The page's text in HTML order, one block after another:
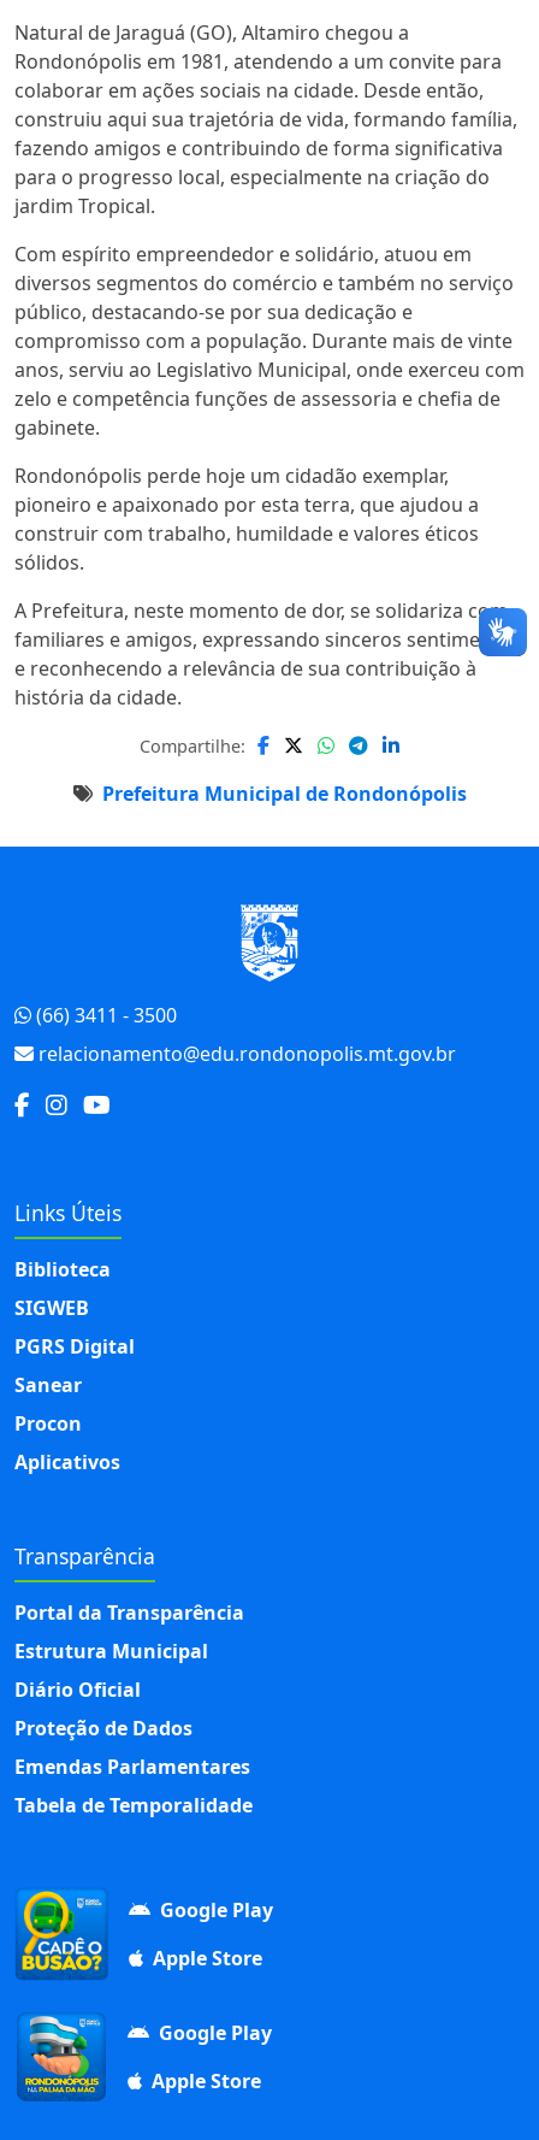
Natural de Jaraguá (GO), Altamiro chegou a
Rondonópolis em 1981, atendendo a um convite para
colaborar em ações sociais na cidade. Desde então,
construiu aqui sua trajetória de vida, formando família,
fazendo amigos e contribuindo de forma significativa
para o progresso local, especialmente na criação do
jardim Tropical.
Com espírito empreendedor e solidário, atuou em
diversos segmentos do comércio e também no serviço
público, destacando-se por sua dedicação e
compromisso com a população. Durante mais de vinte
anos, serviu ao Legislativo Municipal, onde exerceu com
zelo e competência funções de assessoria e chefia de
gabinete.
Rondonópolis perde hoje um cidadão exemplar,
pioneiro e apaixonado por esta terra, que ajudou a
construir com trabalho, humildade e valores éticos
sólidos.
A Prefeitura, neste momento de dor, se solidariza com
familiares e amigos, expressando sinceros sentimentos
e reconhecendo a relevância de sua contribuição à
história da cidade.
Prefeitura Municipal de Rondonópolis
Compartilhe:
(66) 3411 - 3500
relacionamento@edu.rondonopolis.mt.gov.br
Links Úteis
Biblioteca
SIGWEB
PGRS Digital
Sanear
Procon
Aplicativos
Transparência
Portal da Transparência
Estrutura Municipal
Diário Oficial
Proteção de Dados
Emendas Parlamentares
Tabela de Temporalidade
Google Play
Apple Store
Google Play
Apple Store